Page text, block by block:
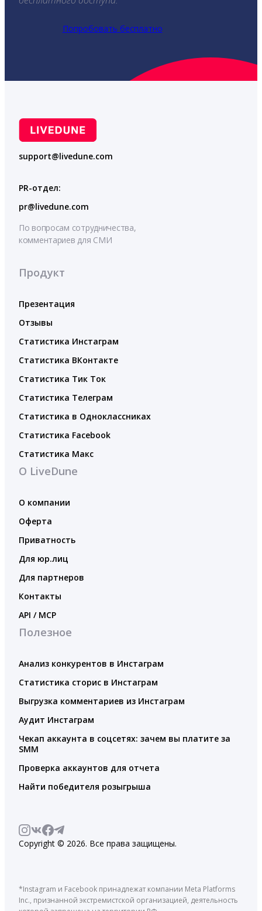
Попробовать бесплатно
support@livedune.com
PR-отдел:
pr@livedune.com
По вопросам сотрудничества,
комментариев для СМИ
Продукт
Презентация
Отзывы
Статистика Инстаграм
Статистика ВКонтакте
Статистика Тик Ток
Статистика Телеграм
Статистика в Одноклассниках
Статистика Facebook
Статистика Макс
О LiveDune
О компании
Оферта
Приватность
Для юр.лиц
Для партнеров
Контакты
API / MCP
Полезное
Анализ конкурентов в Инстаграм
Статистика сторис в Инстаграм
Выгрузка комментариев из Инстаграм
Аудит Инстаграм
Чекап аккаунта в соцсетях: зачем вы платите за
SMM
Проверка аккаунтов для отчета
Найти победителя розыгрыша
Copyright © 2026. Все права защищены.
*Instagram и Facebook принадлежат компании Meta Platforms
Inc., признанной экстремистской организацией, деятельность